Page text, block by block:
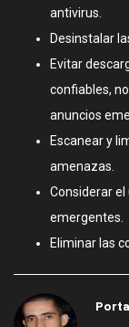
antivirus.
Desinstalar
Evitar
confiables,
anuncios
Escanear y
amenazas.
Considerar
emergentes.
Eliminar las